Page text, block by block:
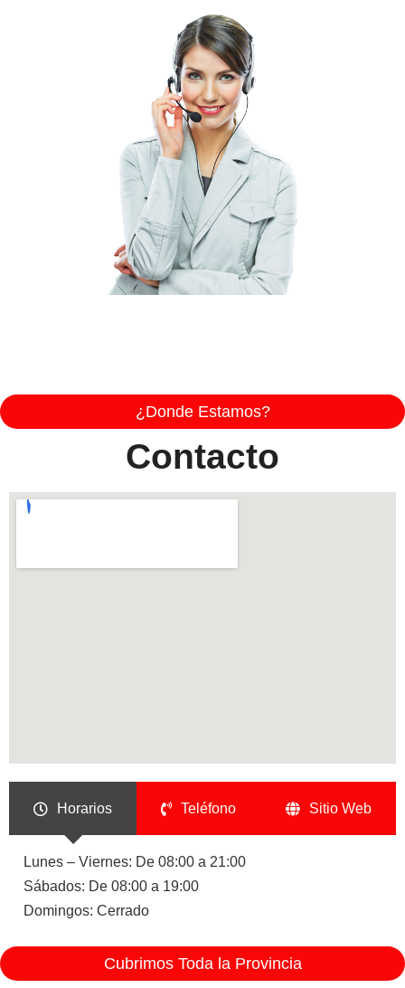
¿Donde Estamos?
Contacto
Horarios Teléfono Sitio Web
Lunes – Viernes: De 08:00 a 21:00
Sábados: De 08:00 a 19:00
Domingos: Cerrado
Cubrimos Toda la Provincia